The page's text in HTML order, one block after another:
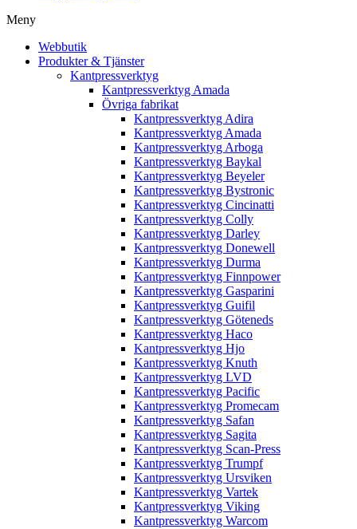
Meny
Webbutik
Produkter & Tjänster
Kantpressverktyg
Kantpressverktyg Amada
Övriga fabrikat
Kantpressverktyg Adira
Kantpressverktyg Amada
Kantpressverktyg Arboga
Kantpressverktyg Baykal
Kantpressverktyg Beyeler
Kantpressverktyg Bystronic
Kantpressverktyg Cincinatti
Kantpressverktyg Colly
Kantpressverktyg Darley
Kantpressverktyg Donewell
Kantpressverktyg Durma
Kantpressverktyg Finnpower
Kantpressverktyg Gasparini
Kantpressverktyg Guifil
Kantpressverktyg Göteneds
Kantpressverktyg Haco
Kantpressverktyg Hjo
Kantpressverktyg Knuth
Kantpressverktyg LVD
Kantpressverktyg Pacific
Kantpressverktyg Promecam
Kantpressverktyg Safan
Kantpressverktyg Sagita
Kantpressverktyg Scan-Press
Kantpressverktyg Trumpf
Kantpressverktyg Ursviken
Kantpressverktyg Vartek
Kantpressverktyg Viking
Kantpressverktyg Warcom